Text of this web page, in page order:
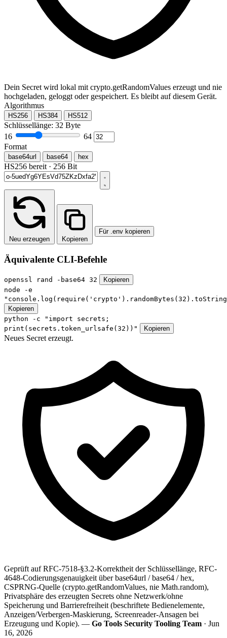
Dein Secret wird lokal mit crypto.getRandomValues erzeugt und nie
hochgeladen, geloggt oder gespeichert. Es bleibt auf diesem Gerät.
Algorithmus
HS256 HS384 HS512
Schlüssellänge: 32 Byte
16
64
Format
base64url base64 hex
HS256 bereit · 256 Bit
Neu erzeugen Kopieren
Für .env kopieren
Äquivalente CLI-Befehle
openssl rand -base64 32
Kopieren
node -e
Kopieren
python -c "import secrets;
print(secrets.token_urlsafe(32))"
Kopieren
Neues Secret erzeugt.
Geprüft auf RFC-7518-§3.2-Korrektheit der Schlüssellänge, RFC-
4648-Codierungsgenauigkeit über base64url / base64 / hex,
CSPRNG-Quelle (crypto.getRandomValues, nie Math.random),
Privatsphäre des erzeugten Secrets ohne Netzwerk/ohne
Speicherung und Barrierefreiheit (beschriftete Bedienelemente,
Anzeigen/Verbergen-Maskierung, Screenreader-Ansagen bei
Erzeugung und Kopie). — Go Tools Security Tooling Team · Jun
16, 2026